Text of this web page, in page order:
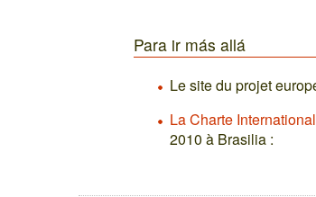
Para ir más allá
Le site du projet
La Charte
2010 à Brasilia :